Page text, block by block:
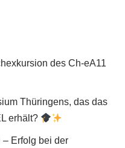
des Ch-eA11
Thüringens, das das
erhält?
Erfolg bei der